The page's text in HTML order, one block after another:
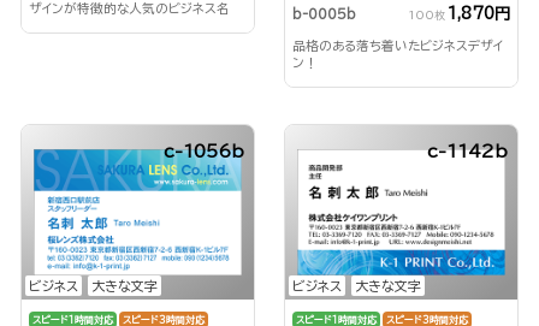
ザインが特徴的な人気のビジネス名
b-0005b 100枚 1,870円
品格のある落ち着いたビジネスデザイ
ン！
ビジネス 大きな文字
c-1056b
スピード1時間対応 スピード3時間対応
ビジネス 大きな文字
c-1142b
スピード1時間対応 スピード3時間対応